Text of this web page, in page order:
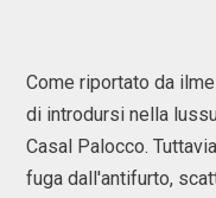
Come riportato da
di introdursi nella
Casal Palocco.
fuga dall'antifurto,